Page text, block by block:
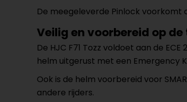
De meegeleverde Pinlock voorkomt
Veilig en voorbereid op
De HJC F71 Tozz voldoet aan de
helm uitgerust met een Emergency
Ook is de helm voorbereid voor
andere rijders.